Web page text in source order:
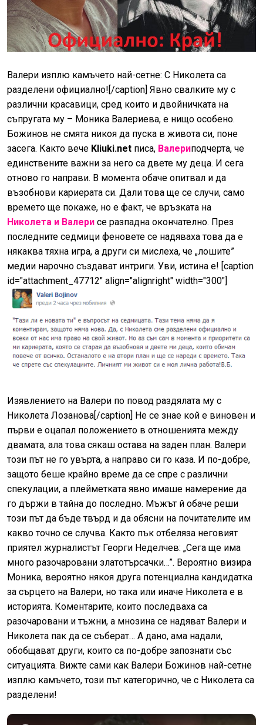
Валери изплю камъчето най-сетне: С Николета са
разделени официално![/caption] Явно свалките му с
различни красавици, сред които и двойничката на
съпругата му – Моника Валериева, е нищо особено.
Божинов не смята никоя да пуска в живота си, поне
засега. Както вече Kliuki.net писа, Валериподчерта, че
единствените важни за него са двете му деца. И сега
отново го направи. В момента обаче опитвал и да
възобнови кариерата си. Дали това ще се случи, само
времето ще покаже, но е факт, че връзката на
Николета и Валери се разпадна окончателно. През
последните седмици феновете се надяваха това да е
някаква тяхна игра, а други си мислеха, че „лошите”
медии нарочно създават интриги. Уви, истина е! [caption
id="attachment_47712" align="alignright" width="300"]
Изявлението на Валери по повод раздялата му с
Николета Лозанова[/caption] Не се знае кой е виновен и
първи е оцапал положението в отношенията между
двамата, ала това сякаш остава на заден план. Валери
този път не го увърта, а направо си го каза. И по-добре,
защото беше крайно време да се спре с различни
спекулации, а плейметката явно имаше намерение да
го държи в тайна до последно. Мъжът й обаче реши
този път да бъде твърд и да обясни на почитателите им
какво точно се случва. Както пък отбеляза неговият
приятел журналистът Георги Неделчев: „Сега ще има
много разочаровани златотърсачки…”. Вероятно визира
Моника, вероятно някоя друга потенциална кандидатка
за сърцето на Валери, но така или иначе Николета е в
историята. Коментарите, които последваха са
разочаровани и тъжни, а мнозина се надяват Валери и
Николета пак да се съберат… А дано, ама надали,
обобщават други, които са по-добре запознати със
ситуацията. Вижте сами как Валери Божинов най-сетне
изплю камъчето, този път категорично, че с Николета са
разделени!